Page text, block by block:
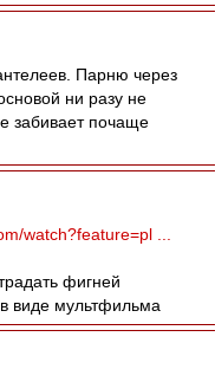
Парню через
ни разу не
забивает почаще
watch?feature=pl ...
фигней
виде мультфильма